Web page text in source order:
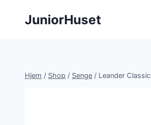
JuniorHuset
Hjem / Shop / Senge / Leander